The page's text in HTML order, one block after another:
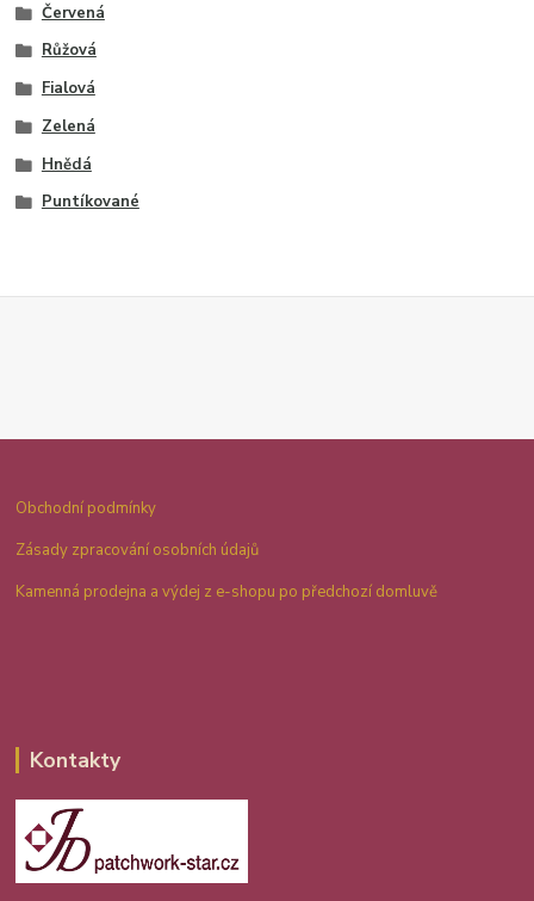
Červená
Růžová
Fialová
Zelená
Hnědá
Puntíkované
Obchodní podmínky
Zásady zpracování osobních údajů
Kamenná prodejna a výdej z e-shopu po předchozí domluvě
Kontakty